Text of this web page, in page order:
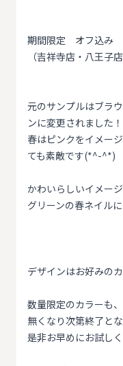
期間限定 オフ込み
（吉祥寺店・八王子
元のサンプルはブラ
ンに変更されました！
春はピンクをイメー
ても素敵です(*^-^*)
かわいらしいイメー
グリーンの春ネイル
デザインはお好みの
数量限定のカラーも
無くなり次第終了と
是非お早めにお試し